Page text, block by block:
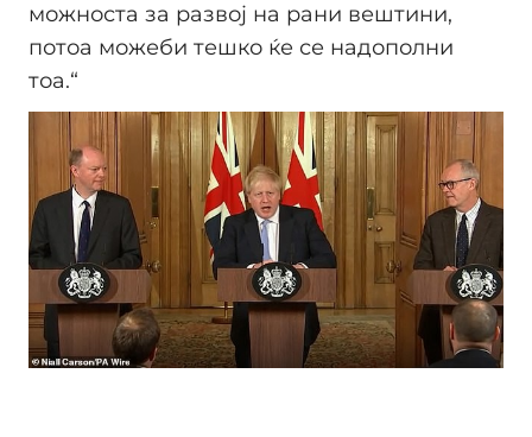
можноста за развој на рани вештини,
потоа можеби тешко ќе се надополни
тоа.“